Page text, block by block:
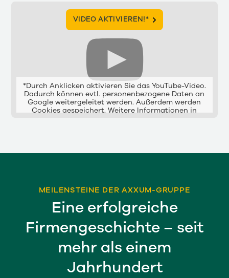
VIDEO AKTIVIEREN!*
*Durch Anklicken aktivieren Sie das YouTube-Video.
Dadurch können evtl. personenbezogene Daten an
Google weitergeleitet werden. Außerdem werden
Cookies gespeichert. Weitere Informationen in
MEILENSTEINE DER AXXUM-GRUPPE
Eine erfolgreiche
Firmengeschichte – seit
mehr als einem
Jahrhundert